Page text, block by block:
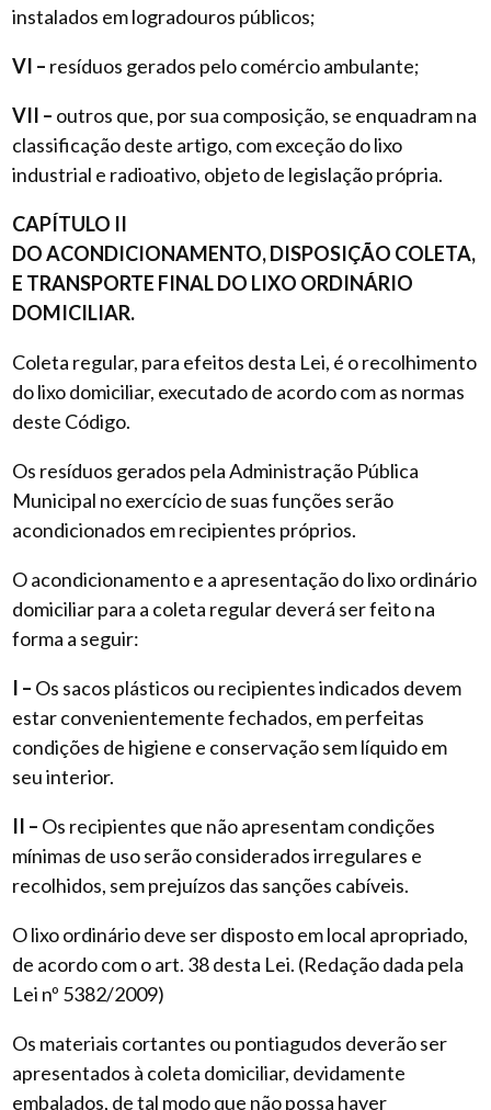
instalados em logradouros públicos;
VI – resíduos gerados pelo comércio ambulante;
VII – outros que, por sua composição, se enquadram na
classificação deste artigo, com exceção do lixo
industrial e radioativo, objeto de legislação própria.
CAPÍTULO II
DO ACONDICIONAMENTO, DISPOSIÇÃO COLETA,
E TRANSPORTE FINAL DO LIXO ORDINÁRIO
DOMICILIAR.
Coleta regular, para efeitos desta Lei, é o recolhimento
do lixo domiciliar, executado de acordo com as normas
deste Código.
Os resíduos gerados pela Administração Pública
Municipal no exercício de suas funções serão
acondicionados em recipientes próprios.
O acondicionamento e a apresentação do lixo ordinário
domiciliar para a coleta regular deverá ser feito na
forma a seguir:
I – Os sacos plásticos ou recipientes indicados devem
estar convenientemente fechados, em perfeitas
condições de higiene e conservação sem líquido em
seu interior.
II – Os recipientes que não apresentam condições
mínimas de uso serão considerados irregulares e
recolhidos, sem prejuízos das sanções cabíveis.
O lixo ordinário deve ser disposto em local apropriado,
de acordo com o art. 38 desta Lei. (Redação dada pela
Lei nº 5382/2009)
Os materiais cortantes ou pontiagudos deverão ser
apresentados à coleta domiciliar, devidamente
embalados, de tal modo que não possa haver